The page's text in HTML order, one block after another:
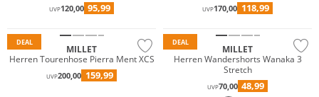
UVP120,00 95,99 UVP170,00 118,99
DEAL
MILLET
Herren Tourenhose Pierra Ment XCS
UVP200,00 159,99
DEAL
MILLET
Herren Wandershorts Wanaka 3
Stretch
UVP70,00 48,99